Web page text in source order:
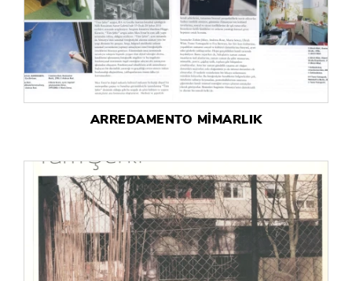
ARREDAMENTO MİMARLIK